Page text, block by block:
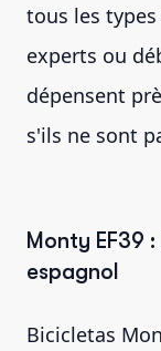
tous les
experts ou
dépensent
s'ils ne sont
Monty EF39
espagnol
Bicicletas